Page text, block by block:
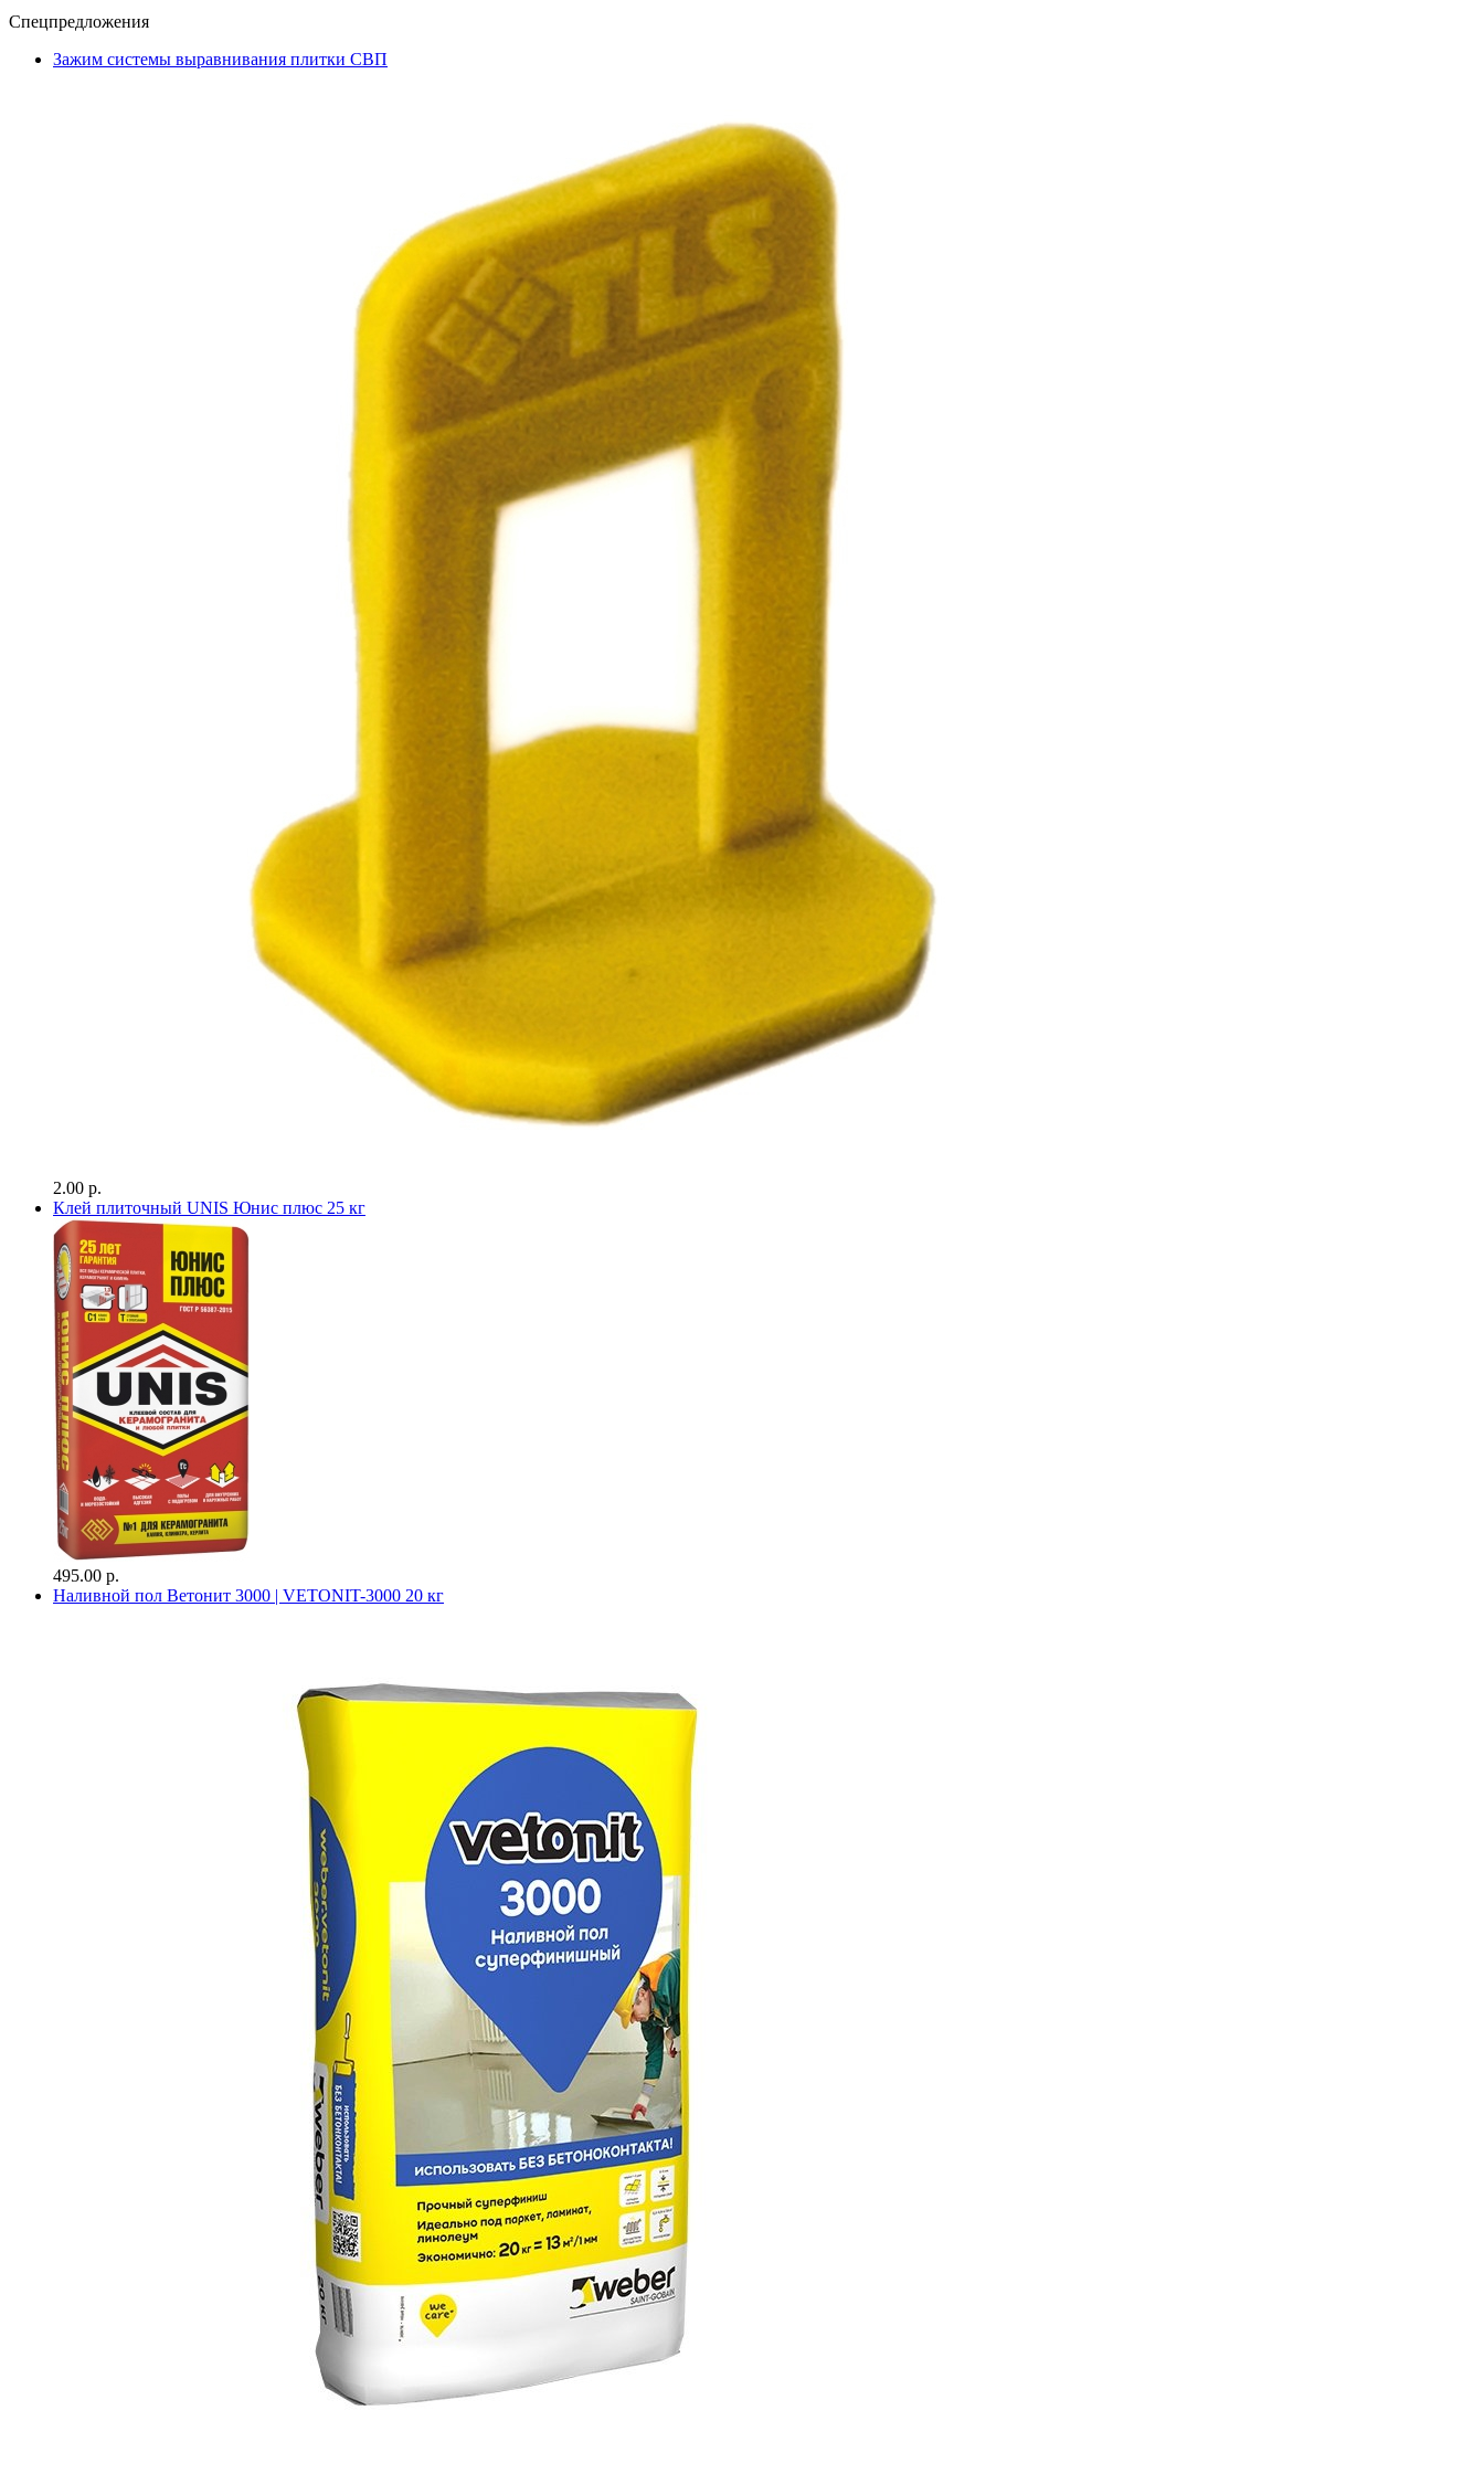
Спецпредложения
Зажим системы выравнивания плитки СВП
2.00 р.
Клей плиточный UNIS Юнис плюс 25 кг
495.00 р.
Наливной пол Ветонит 3000 | VETONIT-3000 20 кг